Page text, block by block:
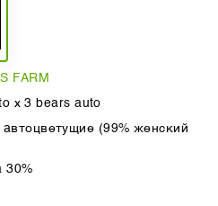
FARM
x 3 bears auto
(99% женский
30%